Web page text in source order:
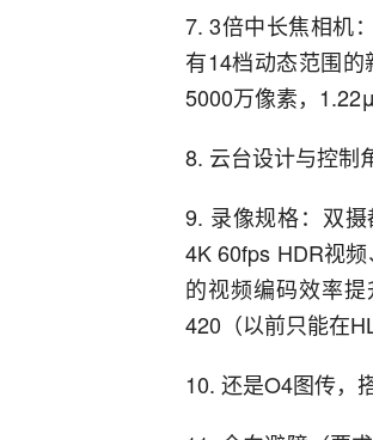
7. 3倍中长焦相机
有14档动态范围的
5000万像素，
8. 云台设计与控制
9. 录像规格：双
4K 60fps HDR视
的视频编码效率
420（以前只能在
10. 还是O4图传，